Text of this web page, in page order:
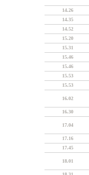
14.26
14.35
14.52
15.20
15.31
15.46
15.46
15.53
15.53
16.02
16.30
17.04
17.16
17.45
18.01